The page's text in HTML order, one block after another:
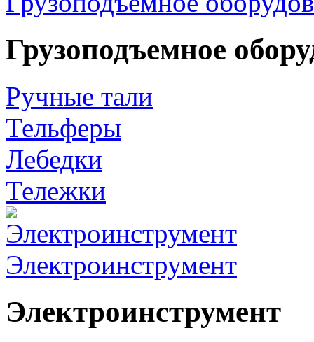
Грузоподъемное
Ручные тали
Тельферы
Лебедки
Тележки
Электроинструмент
Электроинструмент